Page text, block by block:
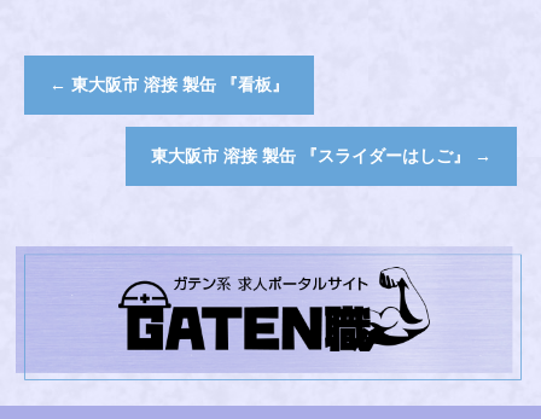
← 東大阪市 溶接 製缶 『看板』
東大阪市 溶接 製缶 『スライダーはしご』 →